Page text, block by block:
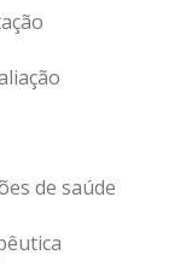
de saúde